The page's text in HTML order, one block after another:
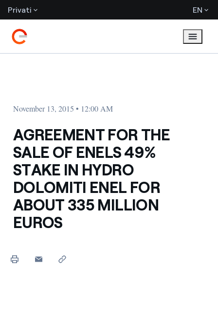
Privati EN
November 13, 2015 • 12:00 AM
AGREEMENT FOR THE
SALE OF ENELS 49%
STAKE IN HYDRO
DOLOMITI ENEL FOR
ABOUT 335 MILLION
EUROS